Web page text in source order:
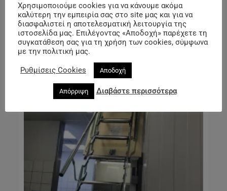
Χρησιμοποιούμε cookies για να κάνουμε ακόμα
καλύτερη την εμπειρία σας στο site μας και για να
διασφαλιστεί η αποτελεσματική λειτουργία της
ιστοσελίδα μας. Επιλέγοντας «Αποδοχή» παρέχετε τη
συγκατάθεση σας για τη χρήση των cookies, σύμφωνα
με την πολιτική μας.
Ρυθμίσεις Cookies Αποδοχή
Απόρριψη Διαβάστε περισσότερα